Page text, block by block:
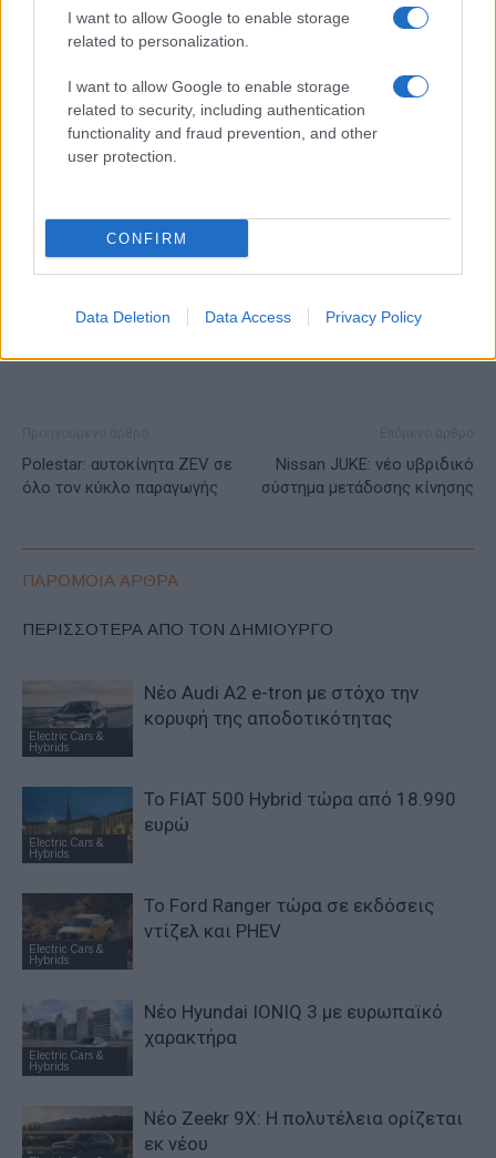
I want to allow Google to enable storage
related to personalization.
I want to allow Google to enable storage
related to security, including authentication
functionality and fraud prevention, and other
user protection.
CONFIRM
Data Deletion Data Access Privacy Policy
Alpha Bank: Για πρώτη φορά το Αρχαίο Θέατρο Επιδαύρου
άνοιξε τις πύλες του σε όλους
Polestar: αυτοκίνητα ZEV σε
όλο τον κύκλο παραγωγής
Nissan JUKE: νέο υβριδικό
σύστημα μετάδοσης κίνησης
ΠΑΡΟΜΟΙΑ ΑΡΘΡΑ
ΠΕΡΙΣΣΟΤΕΡΑ ΑΠΟ ΤΟΝ ΔΗΜΙΟΥΡΓΟ
Electric Cars &
Hybrids
Νέο Audi A2 e-tron με στόχο την
κορυφή της αποδοτικότητας
Electric Cars &
Hybrids
Το FIAT 500 Hybrid τώρα από 18.990
ευρώ
Electric Cars &
Hybrids
Το Ford Ranger τώρα σε εκδόσεις
ντίζελ και PHEV
Electric Cars &
Hybrids
Νέο Hyundai IONIQ 3 με ευρωπαϊκό
χαρακτήρα
Νέο Zeekr 9X: Η πολυτέλεια ορίζεται
εκ νέου